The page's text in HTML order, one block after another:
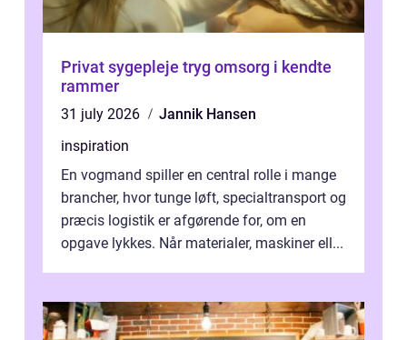
Privat sygepleje tryg omsorg i kendte
rammer
31 july 2026
Jannik Hansen
inspiration
En vogmand spiller en central rolle i mange
brancher, hvor tunge løft, specialtransport og
præcis logistik er afgørende for, om en
opgave lykkes. Når materialer, maskiner ell...